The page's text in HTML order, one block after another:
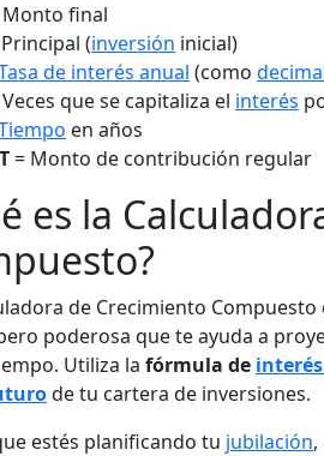
Monto final
(inversión inicial)
de interés anual (como
que se capitaliza el interés
en años
= Monto de contribución regular
es la
de Crecimiento Compuesto
poderosa que te ayuda a
Utiliza la fórmula de
de tu cartera de inversiones.
estés planificando tu jubilación